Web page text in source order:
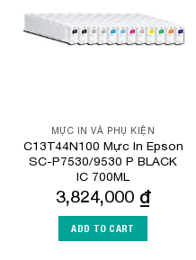
MỰC IN VÀ PHỤ KIỆN
C13T44N100 Mực In Epson
SC-P7530/9530 P BLACK
IC 700ML
3,824,000 ₫
ADD TO CART